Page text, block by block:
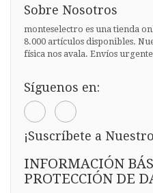
Sobre Nosotros
monteselectro es una tienda
8.000 artículos disponibles.
física nos avala. Envíos
Síguenos en:
¡Suscríbete a
INFORMACIÓN
PROTECCIÓN DE